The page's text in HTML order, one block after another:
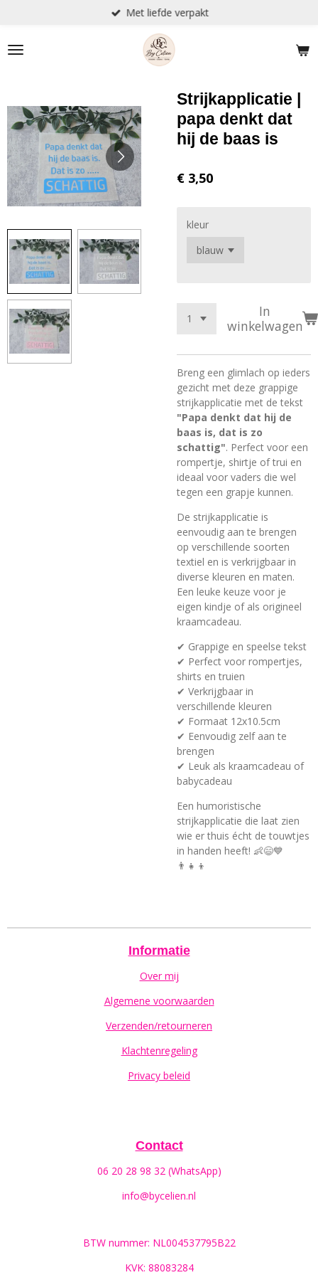
naar
de
Met liefde verpakt
Strijkapplicatie |
papa denkt dat
hij de baas is
€ 3,50
kleur
In
winkelwagen
Breng een glimlach op ieders
gezicht met deze grappige
strijkapplicatie met de tekst
"Papa denkt dat hij de
baas is, dat is zo
schattig". Perfect voor een
rompertje, shirtje of trui en
ideaal voor vaders die wel
tegen een grapje kunnen.
De strijkapplicatie is
eenvoudig aan te brengen
op verschillende soorten
textiel en is verkrijgbaar in
diverse kleuren en maten.
Een leuke keuze voor je
eigen kindje of als origineel
kraamcadeau.
✔ Grappige en speelse tekst
✔ Perfect voor rompertjes,
shirts en truien
✔ Verkrijgbaar in
verschillende kleuren
✔ Formaat 12x10.5cm
✔ Eenvoudig zelf aan te
brengen
✔ Leuk als kraamcadeau of
babycadeau
Een humoristische
strijkapplicatie die laat zien
wie er thuis écht de touwtjes
in handen heeft! 👶😄💙
👨‍👧‍👦
Informatie
Over mij
Algemene voorwaarden
Verzenden/retourneren
Klachtenregeling
Privacy beleid
Contact
06 20 28 98 32 (WhatsApp)
info@bycelien.nl
BTW nummer: NL004537795B22
KVK: 88083284